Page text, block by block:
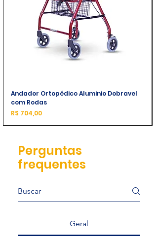
Andador Ortopédico Aluminio Dobravel
com Rodas
Preço
R$ 704,00
Perguntas
frequentes
Geral